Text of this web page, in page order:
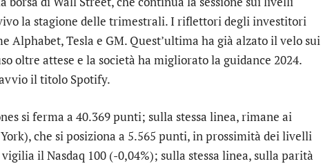
la stagione delle trimestrali. I riflettori degli investitori
Alphabet,Tesla e GM. Quest’ultima ha già alzato il velo sui
oltre attese e la società ha migliorato la guidance 2024.
il titolo Spotify.
si ferma a 40.369 punti; sulla stessa linea, rimane ai
), che si posiziona a 5.565 punti, in prossimità dei livelli
vigilia ilNasdaq 100 (-0,04%); sulla stessa linea, sulla parità